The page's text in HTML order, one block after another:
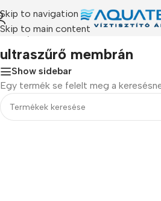
Skip to navigation
Skip to main content
/ “ultraszűrő membrán”
ultraszűrő membrán
Show sidebar
Egy termék se felelt meg a